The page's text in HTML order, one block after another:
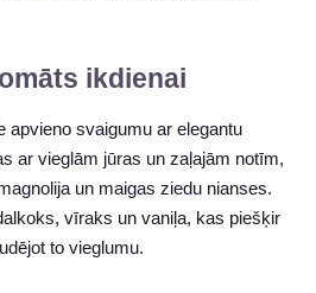
ikdienai
apvieno svaigumu ar elegantu
ar vieglām jūras un zaļajām notīm,
un maigas ziedu nianses.
vīraks un vaniļa, kas piešķir
to vieglumu.